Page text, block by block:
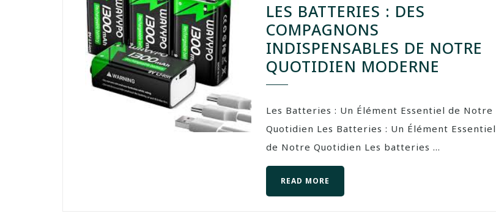
LES BATTERIES : DES
COMPAGNONS
INDISPENSABLES DE NOTRE
QUOTIDIEN MODERNE
Les Batteries : Un Élément Essentiel de Notre
Quotidien Les Batteries : Un Élément Essentiel
de Notre Quotidien Les batteries ...
READ MORE